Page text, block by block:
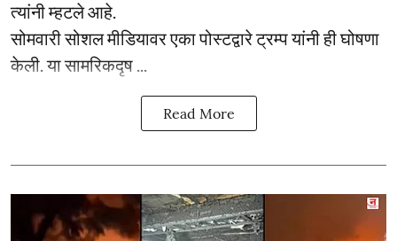
त्यांनी म्हटले आहे.
सोमवारी सोशल मीडियावर एका पोस्टद्वारे ट्रम्प यांनी ही घोषणा
केली. या सामरिकदृष ...
Read More